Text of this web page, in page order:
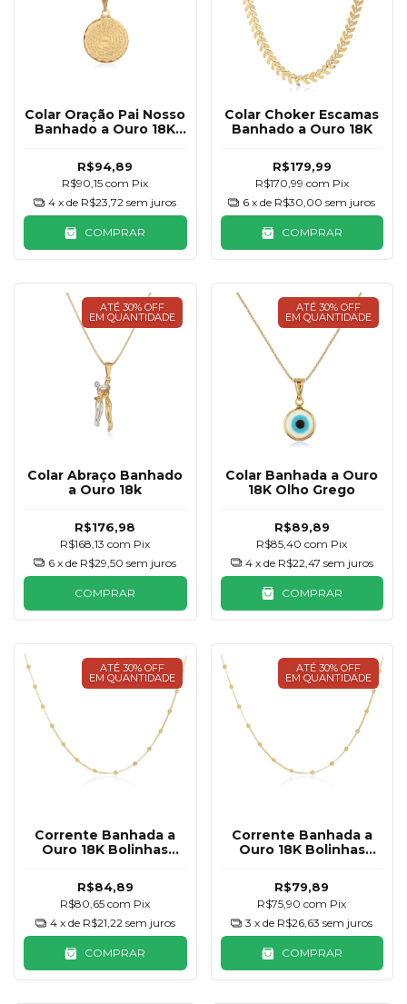
Colar Oração Pai Nosso
Banhado a Ouro 18K
R$94,89
R$90,15com Pix
4 x de R$23,72 sem juros
COMPRAR
Colar Choker Escamas
Banhado a Ouro 18K
R$179,99
R$170,99 com Pix
6 x de R$30,00 sem juros
COMPRAR
ATÉ 30% OFF
EM QUANTIDADE
Colar Abraço Banhado
a Ouro 18k
R$176,98
R$168,13com Pix
6 x de R$29,50 sem juros
COMPRAR
ATÉ 30% OFF
EM QUANTIDADE
Colar Banhada a Ouro
18K Olho Grego
R$89,89
R$85,40com Pix
4 x de R$22,47 sem juros
COMPRAR
ATÉ 30% OFF
EM QUANTIDADE
Corrente Banhada a
Ouro 18K Bolinhas
R$84,89
R$80,65com Pix
4 x de R$21,22 sem juros
COMPRAR
ATÉ 30% OFF
EM QUANTIDADE
Corrente Banhada a
Ouro 18K Bolinhas
R$79,89
R$75,90com Pix
3 x de R$26,63 sem juros
COMPRAR